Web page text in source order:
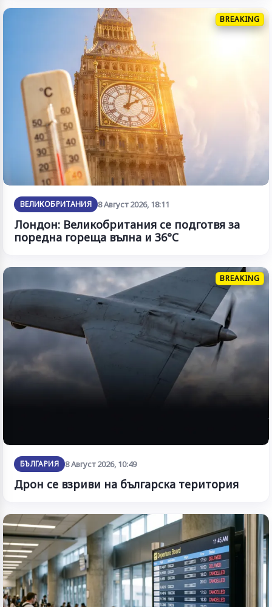
BREAKING
ВЕЛИКОБРИТАНИЯ 8 Август 2026, 18:11
Лондон: Великобритания се подготвя за
поредна гореща вълна и 36°C
BREAKING
БЪЛГАРИЯ 8 Август 2026, 10:49
Дрон се взриви на българска територия